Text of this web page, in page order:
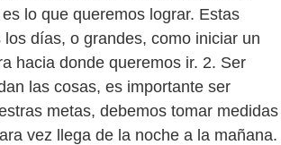
lo que queremos lograr. Estas
días, o grandes, como iniciar un
hacia donde queremos ir. 2. Ser
las cosas, es importante ser
metas, debemos tomar medidas
vez llega de la noche a la mañana.